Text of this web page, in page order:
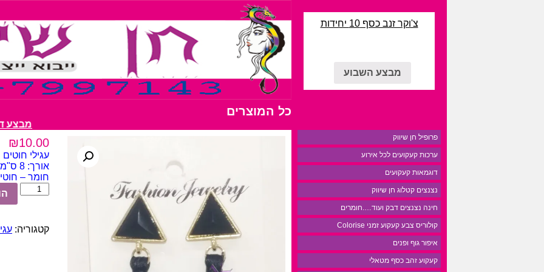
צ'וקר זנב כסף 10 יחידות
מבצע השבוע
כל המוצרים
מבצע דבק
פרופיל חן שיווק
ערכות קעקועים לכל אירוע
דוגמאות קעקועים
נצנצים קטלוג חן שיווק
חינה נצנצים דבק ועוד….חומרים
קולוריס צבע קעקוע זמני Colorise
איפור גוף ופנים
קעקוע זהב כסף מטאלי
₪10.00
עגילי חוטים
אורך: 8 ס"מ
חומר –
כמות
של
שחור
קטגוריה: